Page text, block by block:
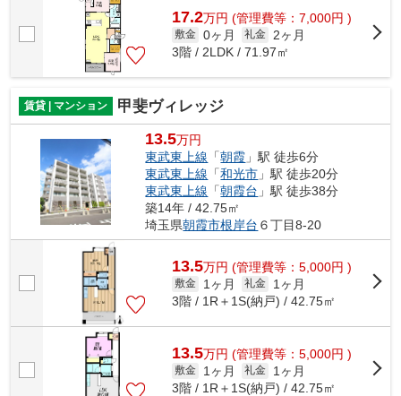
17.2万円 (管理費等：7,000円 )
敷金 0ヶ月 礼金
2ヶ月
3階 / 2LDK / 71.97㎡
賃貸 | マンション 甲斐ヴィレッジ
13.5万円
東武東上線 「朝霞 」駅 徒歩6分
東武東上線 「和光市 」駅 徒歩20分
東武東上線 「朝霞台 」駅 徒歩38分
築14年 / 42.75㎡
埼玉県朝霞市根岸台 ６丁目8-20
13.5万円 (管理費等：5,000円 )
敷金 1ヶ月 礼金
1ヶ月
3階 / 1R＋1S(納戸) / 42.75㎡
13.5万円 (管理費等：5,000円 )
敷金 1ヶ月 礼金
1ヶ月
3階 / 1R＋1S(納戸) / 42.75㎡